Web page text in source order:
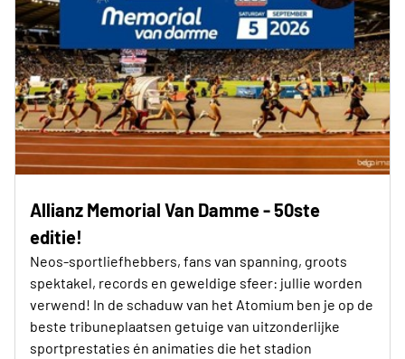
Allianz Memorial Van Damme - 50ste
editie!
Neos-sportliefhebbers, fans van spanning, groots
spektakel, records en geweldige sfeer: jullie worden
verwend! In de schaduw van het Atomium ben je op de
beste tribuneplaatsen getuige van uitzonderlijke
sportprestaties én animaties die het stadion